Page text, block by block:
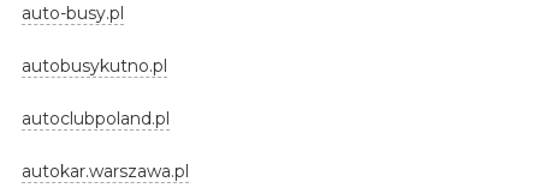
auto-busy.pl
autobusykutno.pl
autoclubpoland.pl
autokar.warszawa.pl